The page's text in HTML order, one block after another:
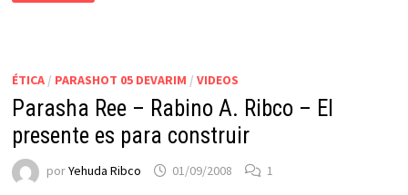
ÉTICA/ PARASHOT 05 DEVARIM / VIDEOS
Parasha Ree – Rabino A. Ribco – El
presente es para construir
porYehuda Ribco 01/09/2008 1